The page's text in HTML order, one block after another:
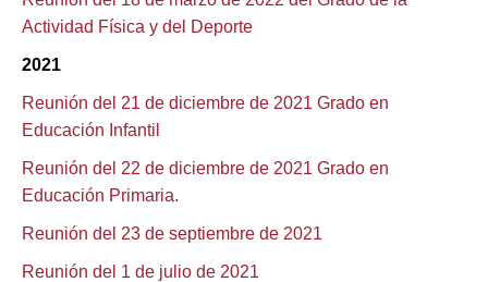
Actividad Física y del Deporte
2021
Reunión del 21 de diciembre de 2021 Grado en
Educación Infantil
Reunión del 22 de diciembre de 2021 Grado en
Educación Primaria.
Reunión del 23 de septiembre de 2021
Reunión del 1 de julio de 2021